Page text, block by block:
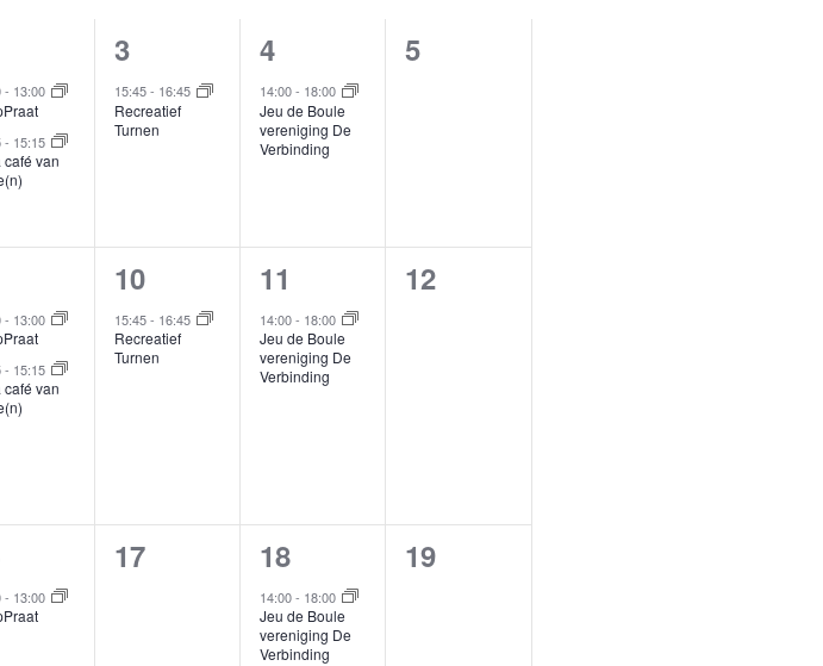
- 13:00
- 15:15
café van
1
evenement,
3
15:45- 16:45
Recreatief
Turnen
1
evenement,
4
14:00- 18:00
Jeu de Boule
vereniging De
Verbinding
0
5
- 13:00
- 15:15
café van
1
evenement,
10
15:45- 16:45
Recreatief
Turnen
1
evenement,
11
14:00- 18:00
Jeu de Boule
vereniging De
Verbinding
0
12
- 13:00
0
evenementen,
17
1
evenement,
18
14:00- 18:00
Jeu de Boule
vereniging De
Verbinding
0
19